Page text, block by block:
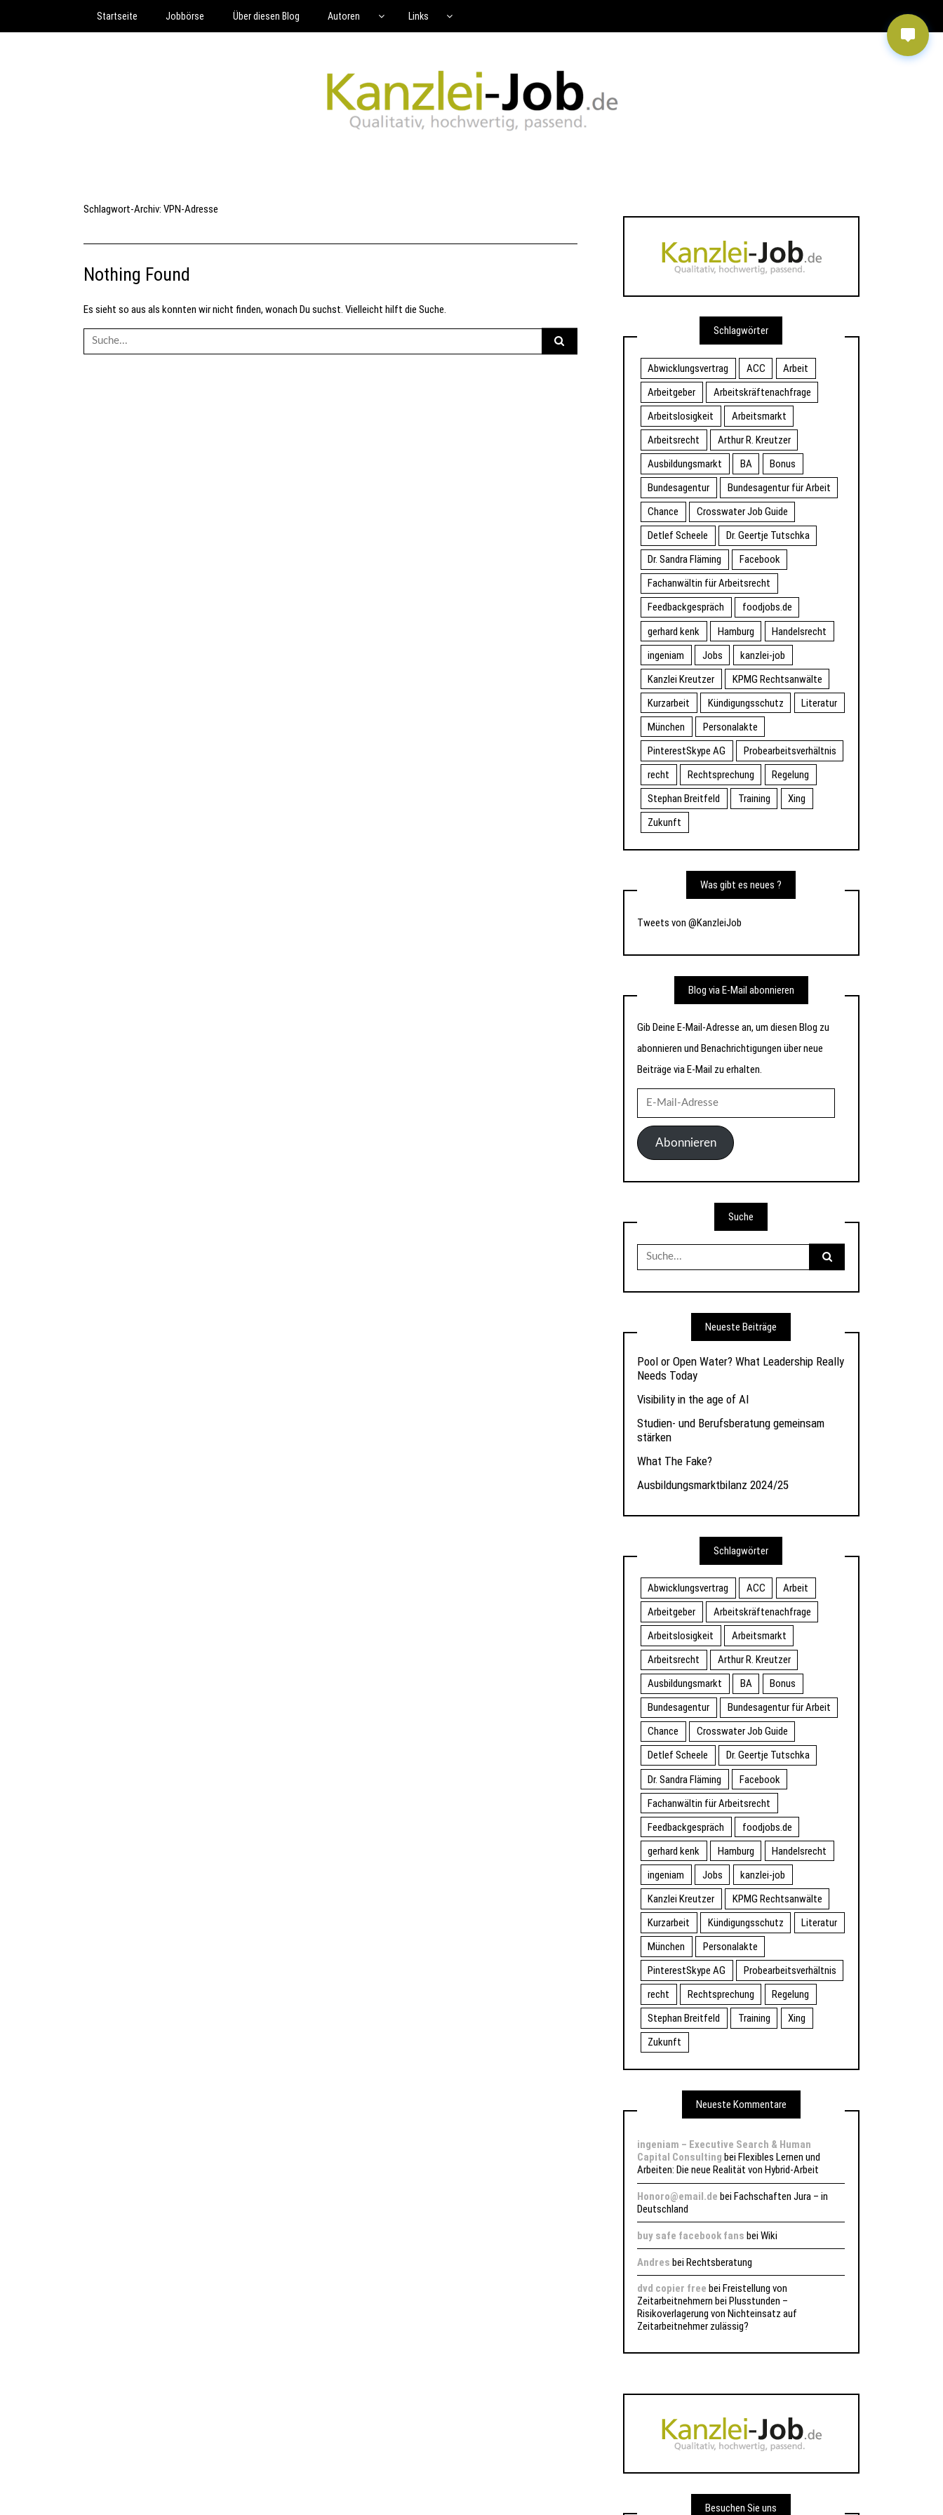
Startseite Jobbörse Über diesen Blog Autoren Links
Schlagwort-Archiv: VPN-Adresse
Nothing Found
Es sieht so aus als konnten wir nicht finden, wonach Du suchst. Vielleicht hilft die Suche.
Suche
nach:
Schlagwörter
Abwicklungsvertrag ACC
Arbeit
Arbeitgeber
Arbeitskräftenachfrage
Arbeitslosigkeit
Arbeitsmarkt
Arbeitsrecht
Arthur R. Kreutzer
Ausbildungsmarkt
BA
Bonus
Bundesagentur
Bundesagentur für Arbeit
Chance
Crosswater Job Guide
Detlef Scheele
Dr. Geertje Tutschka
Dr. Sandra Fläming
Facebook
Fachanwältin für Arbeitsrecht
Feedbackgespräch
foodjobs.de
gerhard kenk
Hamburg
Handelsrecht
ingeniam
Jobs
kanzlei-job
Kanzlei Kreutzer
KPMG Rechtsanwälte
Kurzarbeit
Kündigungsschutz
Literatur
München
Personalakte
PinterestSkype AG
Probearbeitsverhältnis
recht
Rechtsprechung
Regelung
Stephan Breitfeld
Training
Xing
Zukunft
Was gibt es neues ?
Tweets von @KanzleiJob
Blog via E-Mail abonnieren
Gib Deine E-Mail-Adresse an, um diesen Blog zu
abonnieren und Benachrichtigungen über neue
Beiträge via E-Mail zu erhalten.
Mail-
AdresseAbonnieren
Suche
Suche
nach:
Neueste Beiträge
Pool or Open Water? What Leadership Really
Needs Today
Visibility in the age of AI
Studien- und Berufsberatung gemeinsam
stärken
What The Fake?
Ausbildungsmarktbilanz 2024/25
Schlagwörter
Abwicklungsvertrag ACC
Arbeit
Arbeitgeber
Arbeitskräftenachfrage
Arbeitslosigkeit
Arbeitsmarkt
Arbeitsrecht
Arthur R. Kreutzer
Ausbildungsmarkt
BA
Bonus
Bundesagentur
Bundesagentur für Arbeit
Chance
Crosswater Job Guide
Detlef Scheele
Dr. Geertje Tutschka
Dr. Sandra Fläming
Facebook
Fachanwältin für Arbeitsrecht
Feedbackgespräch
foodjobs.de
gerhard kenk
Hamburg
Handelsrecht
ingeniam
Jobs
kanzlei-job
Kanzlei Kreutzer
KPMG Rechtsanwälte
Kurzarbeit
Kündigungsschutz
Literatur
München
Personalakte
PinterestSkype AG
Probearbeitsverhältnis
recht
Rechtsprechung
Regelung
Stephan Breitfeld
Training
Xing
Zukunft
Neueste Kommentare
ingeniam – Executive Search & Human
Capital Consulting bei Flexibles Lernen und
Arbeiten: Die neue Realität von Hybrid-Arbeit
Honoro@email.de beiFachschaften Jura – in
Deutschland
buy safe facebook fans beiWiki
Andres beiRechtsberatung
dvd copier free bei Freistellung von
Zeitarbeitnehmern bei Plusstunden –
Risikoverlagerung von Nichteinsatz auf
Zeitarbeitnehmer zulässig?
Besuchen Sie uns